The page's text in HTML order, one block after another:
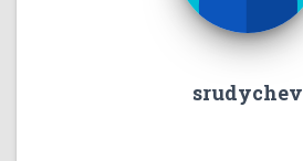
srudychev